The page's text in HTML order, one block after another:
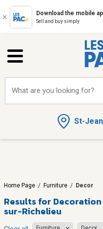
Download the mobile
Sell and buy simply
St-
What are you looking for?
Home Page / Furniture / Decor
Results for
sur-Richelieu